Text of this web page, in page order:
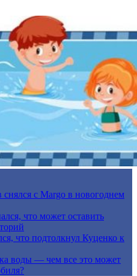
с Margo в новогоднем
что может оставить
что подтолкнул Куценко к
воды — чем все это может